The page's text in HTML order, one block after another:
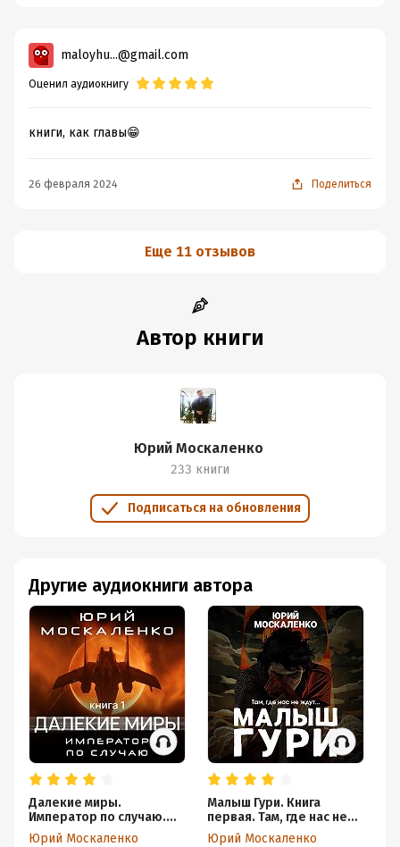
maloyhu...@gmail.com
Оценил аудиокнигу
книги, как главы😁
26 февраля 2024 Поделиться
Еще 11 отзывов
Автор книги
Юрий Москаленко
233 книги
Подписаться на обновления
Другие аудиокниги автора
Далекие миры.
Император по случаю.
Книга первая
Юрий Москаленко
Малыш Гури. Книга
первая. Там, где нас не
ждут…
Юрий Москаленко